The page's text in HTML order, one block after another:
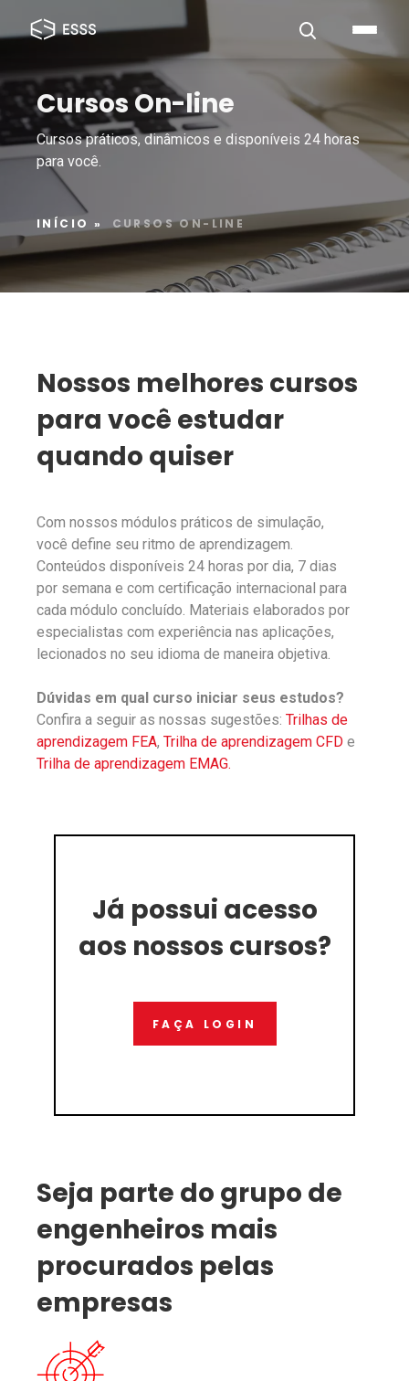
Cursos On-line
Cursos práticos, dinâmicos e disponíveis 24 horas
para você.
INÍCIO » CURSOS ON-LINE
Nossos melhores cursos
para você estudar
quando quiser
Com nossos módulos práticos de simulação,
você define seu ritmo de aprendizagem.
Conteúdos disponíveis 24 horas por dia, 7 dias
por semana e com certificação internacional para
cada módulo concluído. Materiais elaborados por
especialistas com experiência nas aplicações,
lecionados no seu idioma de maneira objetiva.
Dúvidas em qual curso iniciar seus estudos?
Confira a seguir as nossas sugestões: Trilhas de
aprendizagem FEA, Trilha de aprendizagem CFD e
Trilha de aprendizagem EMAG.
Já possui acesso
aos nossos cursos?
FAÇA LOGIN
Seja parte do grupo de
engenheiros mais
procurados pelas
empresas